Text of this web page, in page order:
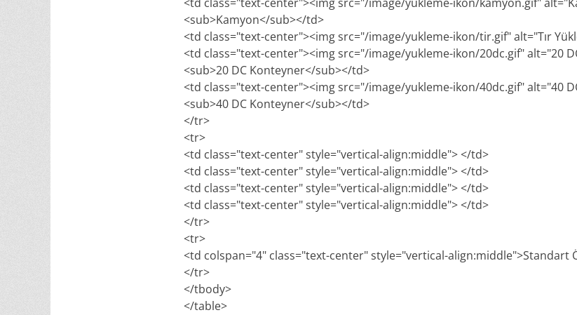
<td class="text-center"><img src="/image/yukleme-ikon/kamyon.gif"
<sub>Kamyon</sub></td>
<td class="text-center"><img src="/image/yukleme-ikon/tir.gif" alt="Tır
<td class="text-center"><img src="/image/yukleme-ikon/20dc.gif" alt="20
<sub>20 DC Konteyner</sub></td>
<td class="text-center"><img src="/image/yukleme-ikon/40dc.gif" alt="40
<sub>40 DC Konteyner</sub></td>
</tr>
<tr>
<td class="text-center" style="vertical-align:middle"> </td>
<td class="text-center" style="vertical-align:middle"> </td>
<td class="text-center" style="vertical-align:middle"> </td>
<td class="text-center" style="vertical-align:middle"> </td>
</tr>
<tr>
<td colspan="4" class="text-center" style="vertical-align:middle">Standart
</tr>
</tbody>
</table>